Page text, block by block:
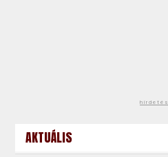
hirdetés
AKTUÁLIS